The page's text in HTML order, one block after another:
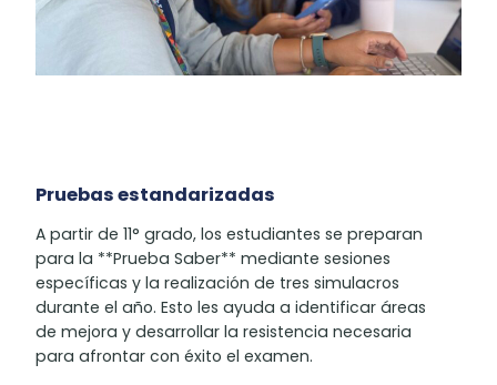
Pruebas estandarizadas
A partir de 11° grado, los estudiantes se preparan
para la **Prueba Saber** mediante sesiones
específicas y la realización de tres simulacros
durante el año. Esto les ayuda a identificar áreas
de mejora y desarrollar la resistencia necesaria
para afrontar con éxito el examen.